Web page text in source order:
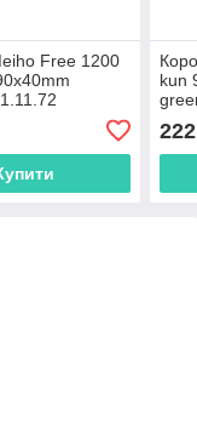
Free 1200
kun
222